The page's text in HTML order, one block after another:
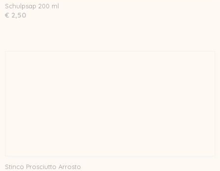
Schulpsap 200 ml
€ 2,50
Stinco Prosciutto Arrosto